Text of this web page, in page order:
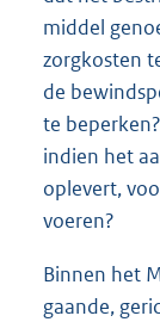
middel
zorgkosten
de
te
indien het
oplevert,
voeren?
Binnen het
gaande,